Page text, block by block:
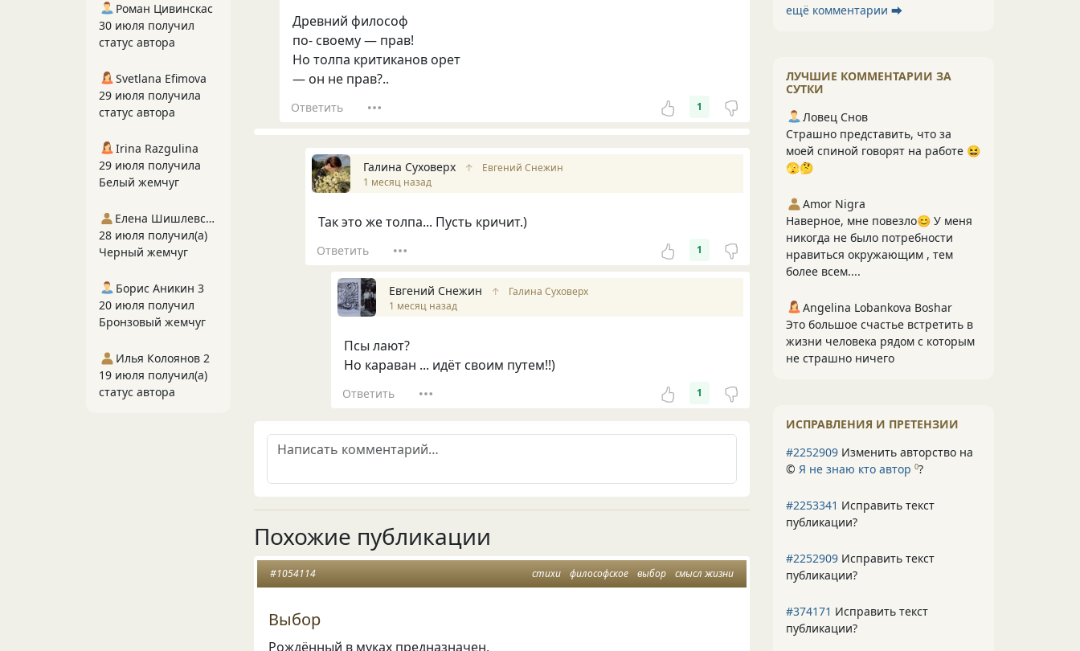
Древний философ
по- своему — прав!
Но толпа критиканов орет
— он не прав?..
Ответить 1
Галина Суховерх ↑
Евгений Снежин
1 месяц назад
Так это же толпа... Пусть кричит.)
Ответить 1
Евгений Снежин ↑
Галина Суховерх
1 месяц назад
Псы лают?
Но караван ... идёт своим путем!!)
Ответить 1
Похожие публикации
стихи философское выбор смысл жизни
#1054114
Выбор
Рождённый в муках предназначен,
ещё комментарии ⮕
ЛУЧШИЕ КОММЕНТАРИИ ЗА
СУТКИ
Ловец Снов
Страшно представить, что за
моей спиной говорят на работе 😆
🫣🤔
Amor Nigra
Наверное, мне повезло😊 У меня
никогда не было потребности
нравиться окружающим , тем
более всем....
Angelina Lobankova Boshar
Это большое счастье встретить в
жизни человека рядом с которым
не страшно ничего
ИСПРАВЛЕНИЯ И ПРЕТЕНЗИИ
#2252909 Изменить авторство на
© Я не знаю кто автор 0?
#2253341 Исправить текст
публикации?
#2252909 Исправить текст
публикации?
#374171 Исправить текст
публикации?
Роман Цивинскас
30 июля получил
статус автора
Svetlana Efimova
29 июля получила
статус автора
Irina Razgulina
29 июля получила
Белый жемчуг
Елена Шишлевская
28 июля получил(а)
Черный жемчуг
Борис Аникин 3
20 июля получил
Бронзовый жемчуг
Илья Колоянов 2
19 июля получил(а)
статус автора